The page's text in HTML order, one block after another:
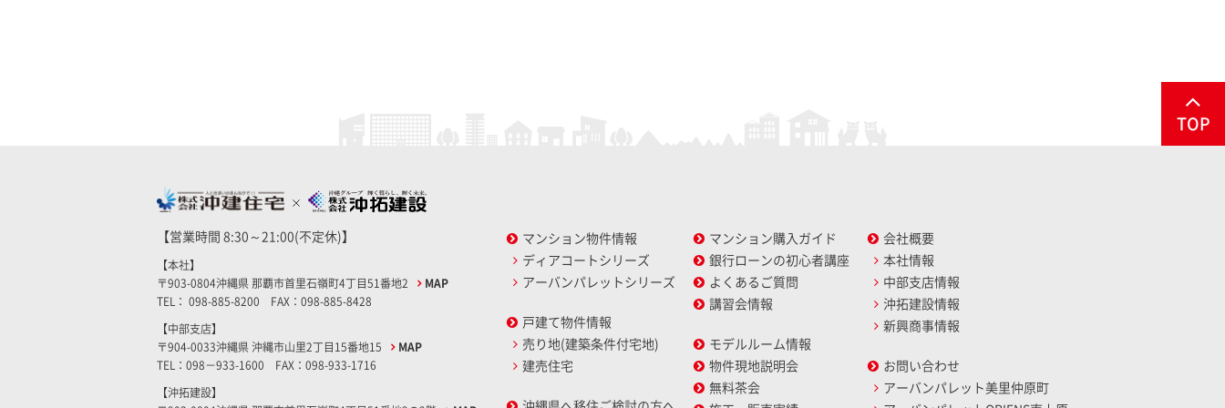
TOP
マンション物件情報
ディアコートシリーズ
アーバンパレットシリーズ
戸建て物件情報
売り地(建築条件付宅地)
建売住宅
マンション購入ガイド
銀行ローンの初心者講座
よくあるご質問
講習会情報
モデルルーム情報
物件現地説明会
無料茶会
会社概要
本社情報
中部支店情報
沖拓建設情報
新興商事情報
お問い合わせ
アーバンパレット美里仲原町
【営業時間 8:30～21:00(不定休)】
【本社】
〒903-0804沖縄県 那覇市首里石嶺町4丁目51番地2
MAP
TEL： 098-885-8200 FAX：098-885-8428
【中部支店】
〒904-0033沖縄県 沖縄市山里2丁目15番地15
MAP
TEL：098－933-1600 FAX：098-933-1716
【沖拓建設】